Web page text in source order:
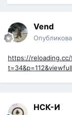
Vend
https://
НСК-И